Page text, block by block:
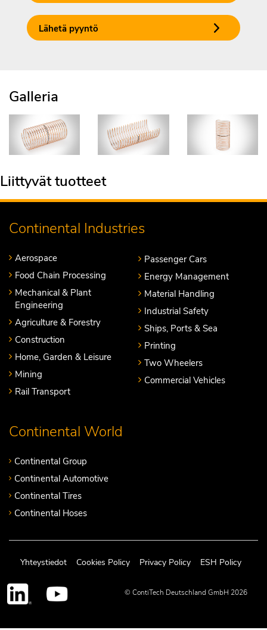
Lähetä pyyntö
Galleria
Liittyvät tuotteet
Continental Industries
Aerospace
Food Chain Processing
Mechanical & Plant
Engineering
Agriculture & Forestry
Construction
Home, Garden & Leisure
Mining
Rail Transport
Passenger Cars
Energy Management
Material Handling
Industrial Safety
Ships, Ports & Sea
Printing
Two Wheelers
Commercial Vehicles
Continental World
Continental Group
Continental Automotive
Continental Tires
Continental Hoses
Yhteystiedot Cookies Policy Privacy Policy ESH Policy
© ContiTech Deutschland GmbH 2026